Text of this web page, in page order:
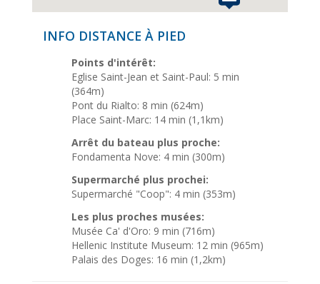
INFO DISTANCE À PIED
Points d'intérêt:
Eglise Saint-Jean et Saint-Paul: 5 min
(364m)
Pont du Rialto: 8 min (624m)
Place Saint-Marc: 14 min (1,1km)
Arrêt du bateau plus proche:
Fondamenta Nove: 4 min (300m)
Supermarché plus prochei:
Supermarché "Coop": 4 min (353m)
Les plus proches musées:
Musée Ca' d'Oro: 9 min (716m)
Hellenic Institute Museum: 12 min (965m)
Palais des Doges: 16 min (1,2km)